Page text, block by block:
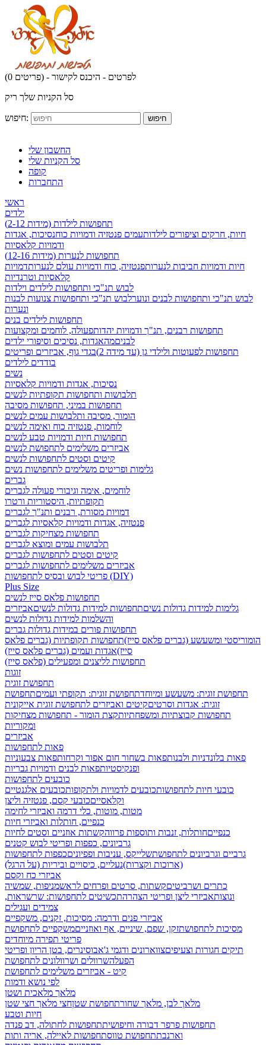
(0 פריטים) - לפרטים - היכנס לקישור
סל הקניות שלך ריק
חיפוש: חיפוש
החשבון שלי
סל הקניות שלי
קופה
התחברות
ראשי
ילדים
תחפושות לילדות (מידות 2-12)
חיות, חרקים וציפורים לילדותעמים פנטזיה ודמויות כוחנסיכות, אגדות
ודמויות קלאסיות
תחפושות לנערות (מידות 12-16)
חיות ודמויות חביבות לנערותפנטזיה, כוח ודמויות עולם לנערותדמויות
קלאסיות וטרנדיות
לבוש תנ"כי ותחפושות לילדים וילדות
לבוש תנ"כי ותחפושות לבנים ונוערלבוש תנ"כי ותחפושות צנועות לבנות
ונערות
תחפושות לילדים בנים
תחפושות רבנים, תנ"ך ודמויות יהדותפעולה, לוחמים ומקצועות
לבניםמהאגדות, נסיכים וסיפורי ילדים
תחפושות לפעוטות ולילדי גן (עד מידה 2)
בגדי גוף, אביזרים ופריטים
בודדים לילדים
נשים
נסיכות, אגדות ודמויות קלאסיות
תלבושות ותחפושות תקופתיות לנשים
תחפושות במיני, תחפושות מסיבה
הומור, מסיבה ותלבושות עמים לנשים
לוחמות, פנטזיה כוח ואימה לנשים
תחפושות חיות ודמויות טבע לנשים
אביזרים משלימים לתחפושת לנשים
קיטים וסטים לתחפושות לנשים
גלימות ופריטים משלימים לתחפושות נשים
גברים
לוחמים, אימה וגיבורי פעולה לגברים
תקופתיות, היסטוריות ורטרו
דמויות מסורת, רבנים ותנ"ך לגברים
פנטזיה, אגדות ודמויות קלאסיות לגברים
תחפושות מצחיקות לגברים
תלבושות עמים ומוצא לגברים
קיטים וסטים לתחפושות לגברים
אביזרים משלימים לתחפושות לגברים
פריטי לבוש ובסיס לתחפושות (DIY)
Plus Size
תחפושות פלאס סייז לנשים
גלימות למידות גדולות נשיםתחפושות למידות גדולות לנשיםאביזרים
והשלמות למידות גדולות לנשים
תחפושות פורים במידות גדולות גברים
הומוריסטי ומשעשע (גברים פלאס סייז)תחפושות תקופתיות (גברים פלאס
סייז)אגדות ועמים (גברים פלאס סייז)
תחפושות לליצנים ומפעילים (פלאס סייז)
זוגות
תחפושת זוגית
תחפושת זוגית: משעשע ומיוחדתחפושת זוגית: תקופתי ועמיםתחפושת
זוגית: אגדות וסרטיםקיטים ואביזרים לתחפושת זוגית אייקונית
תחפושות קבוצתיות ומשפחתיותקצת הומור - תחפושות מצחיקות
ומקוריות
אביזרים
פאות לתחפושות
פאות בלונדניות ולבנותפאות בשחור חום אפור וקרחותפאות צבעוניות
ופנקיסטיותפאות לבנים ודמויות גבריות
כובעים לתחפושות
כובעי חיות לתחפושותכובעים לדמויות ולתקופותכובעים אלגנטיים
וקלאסייםכובעי קסם, פנטזיה וליצן
מטות, מוטות, כלי דרמה ואביזרי לחימה
כנפיים, חותלות ואביזרי חיות
כנפייםחותלות, זנבות ותוספות פרווהקשתות אוזניים וסטים לחיות
גרביונים, כפפות ופריטי לבוש קטנים
גרביים וגרביונים לתחפושתשלייקס, עניבות ופפיוניםכפפות לתחפושות
(ארוכות וקצרות)נעליים, כיסויים וביריות (על הרגל)
אביזרי כח וקסם
כתרים ושרביטיםקשתות, סרטים ופרחים לראשמניפות, שמשיה
ונוצותאביזרי ליצן ופריטי הצהרהתכשיטים לתחפושות: שרשראות,
צמידים ועגילים
אביזרי פנים ודרמה: מסיכות, זקנים, משקפיים
מסיכות לתחפושתזקן, שפם, שיניים, אף ואוזנייםמשקפיים לתחפושת
פריטי תפירה מיוחדים
תיקים חגורות וצעיפיםצווארונים ודגמי ג'אבוסינרים, בטן הריון ופריטי
הפעלהשרוולים ושרוולונים לתחפושת
קיט - אביזרים משלימים לתחפושת
לפי נושא ודמות
מלאך מלאכית ושטן
מלאך לבן, מלאך שחורתחפושת שטןחצי מלאך חצי שטן
חיות וטבע
תחפושות פרפר דבורה וחיפושיתתחפושות לחתולה, דב פנדה
וארנבתתחפושת טווסתחפושות לאיילה, אריה ותות